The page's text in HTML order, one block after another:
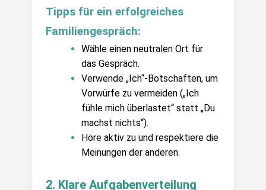
Tipps für ein erfolgreiches
Familiengespräch:
Wähle einen neutralen Ort für
das Gespräch.
Verwende „Ich“-Botschaften, um
Vorwürfe zu vermeiden („Ich
fühle mich überlastet“ statt „Du
machst nichts“).
Höre aktiv zu und respektiere die
Meinungen der anderen.
2. Klare Aufgabenverteilung